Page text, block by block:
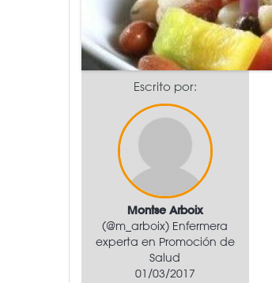
Escrito por:
Montse Arboix
(@m_arboix) Enfermera
experta en Promoción de
Salud
01/03/2017